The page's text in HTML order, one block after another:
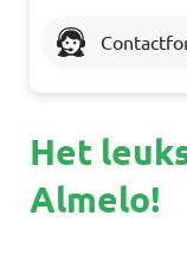
Het
Almelo!